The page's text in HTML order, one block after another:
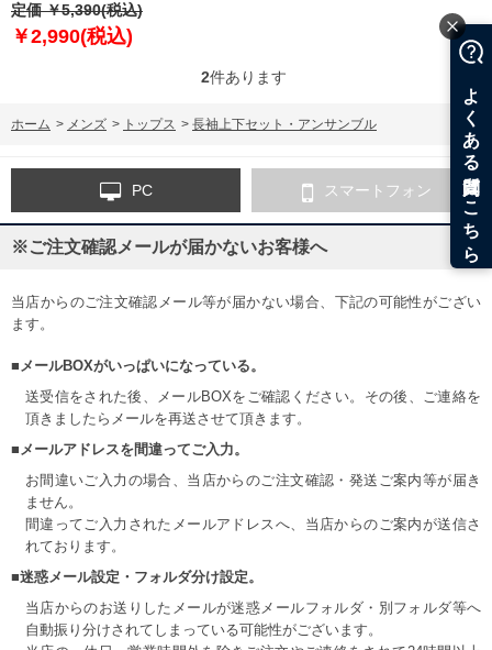
セット azts-200601
定価 ￥5,390(税込)
￥2,990(税込)
2件あります
ホーム > メンズ > トップス > 長袖上下セット・アンサンブル
PC スマートフォン
※ご注文確認メールが届かないお客様へ
当店からのご注文確認メール等が届かない場合、下記の可能性がござい
ます。
■メールBOXがいっぱいになっている。
送受信をされた後、メールBOXをご確認ください。その後、ご連絡を
頂きましたらメールを再送させて頂きます。
■メールアドレスを間違ってご入力。
お間違いご入力の場合、当店からのご注文確認・発送ご案内等が届き
ません。
間違ってご入力されたメールアドレスへ、当店からのご案内が送信さ
れております。
■迷惑メール設定・フォルダ分け設定。
当店からのお送りしたメールが迷惑メールフォルダ・別フォルダ等へ
自動振り分けされてしまっている可能性がございます。